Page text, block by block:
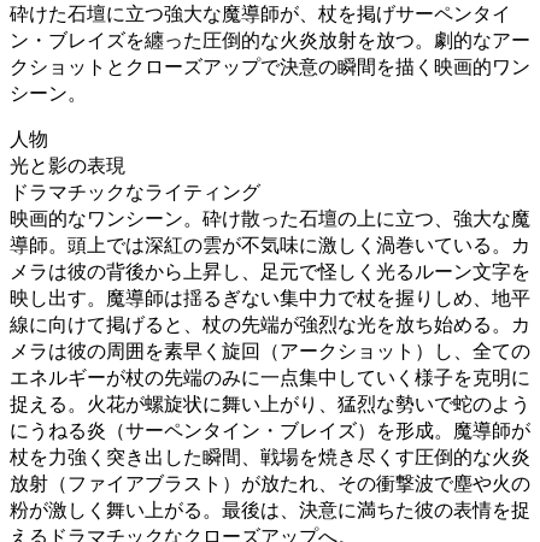
砕けた石壇に立つ強大な魔導師が、杖を掲げサーペンタイ
ン・ブレイズを纏った圧倒的な火炎放射を放つ。劇的なアー
クショットとクローズアップで決意の瞬間を描く映画的ワン
シーン。
人物
光と影の表現
ドラマチックなライティング
映画的なワンシーン。砕け散った石壇の上に立つ、強大な魔
導師。頭上では深紅の雲が不気味に激しく渦巻いている。カ
メラは彼の背後から上昇し、足元で怪しく光るルーン文字を
映し出す。魔導師は揺るぎない集中力で杖を握りしめ、地平
線に向けて掲げると、杖の先端が強烈な光を放ち始める。カ
メラは彼の周囲を素早く旋回（アークショット）し、全ての
エネルギーが杖の先端のみに一点集中していく様子を克明に
捉える。火花が螺旋状に舞い上がり、猛烈な勢いで蛇のよう
にうねる炎（サーペンタイン・ブレイズ）を形成。魔導師が
杖を力強く突き出した瞬間、戦場を焼き尽くす圧倒的な火炎
放射（ファイアブラスト）が放たれ、その衝撃波で塵や火の
粉が激しく舞い上がる。最後は、決意に満ちた彼の表情を捉
えるドラマチックなクローズアップへ。